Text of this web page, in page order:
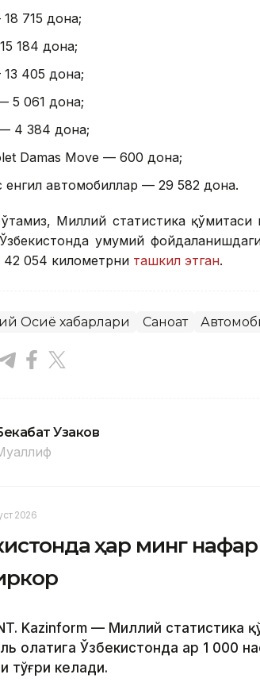
715 дона;
184 дона;
405 дона;
5 061 дона;
4 384 дона;
Damas Move — 600 дона;
енгил автомобиллар — 29 582 дона.
Миллий статистика
Ўзбекистонда умумий
42 054 километрни ташкил этган.
Осиё хабарлари Саноат
Узаков
2026
ҳар минг нафар
Kazinform — Миллий статистика
ҳолатига Ўзбекистонда ҳар 1 000
тўғри келади.